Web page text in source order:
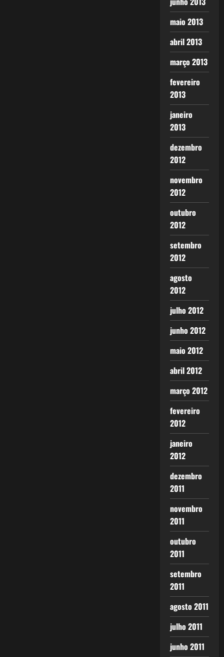
maio 2013
abril 2013
março 2013
fevereiro
2013
janeiro
2013
dezembro
2012
novembro
2012
outubro
2012
setembro
2012
agosto
2012
julho 2012
junho 2012
maio 2012
abril 2012
março 2012
fevereiro
2012
janeiro
2012
dezembro
2011
novembro
2011
outubro
2011
setembro
2011
agosto 2011
julho 2011
junho 2011